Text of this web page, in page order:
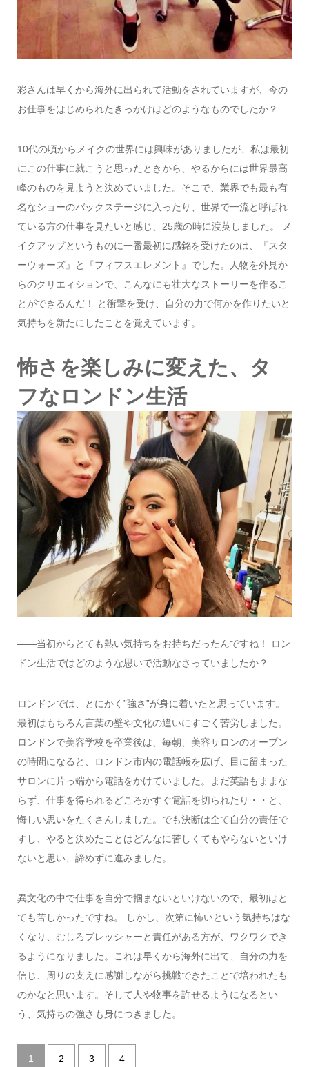
彩さんは早くから海外に出られて活動をされていますが、今の
お仕事をはじめられたきっかけはどのようなものでしたか？
10代の頃からメイクの世界には興味がありましたが、私は最初
にこの仕事に就こうと思ったときから、やるからには世界最高
峰のものを見ようと決めていました。そこで、業界でも最も有
名なショーのバックステージに入ったり、世界で一流と呼ばれ
ている方の仕事を見たいと感じ、25歳の時に渡英しました。 メ
イクアップというものに一番最初に感銘を受けたのは、『スタ
ーウォーズ』と『フィフスエレメント』でした。人物を外見か
らのクリエィションで、こんなにも壮大なストーリーを作るこ
とができるんだ！ と衝撃を受け、自分の力で何かを作りたいと
気持ちを新たにしたことを覚えています。
怖さを楽しみに変えた、タ
フなロンドン生活
――当初からとても熱い気持ちをお持ちだったんですね！ ロン
ドン生活ではどのような思いで活動なさっていましたか？
ロンドンでは、とにかく”強さ”が身に着いたと思っています。
最初はもちろん言葉の壁や文化の違いにすごく苦労しました。
ロンドンで美容学校を卒業後は、毎朝、美容サロンのオープン
の時間になると、ロンドン市内の電話帳を広げ、目に留まった
サロンに片っ端から電話をかけていました。まだ英語もままな
らず、仕事を得られるどころかすぐ電話を切られたり・・と、
悔しい思いをたくさんしました。でも決断は全て自分の責任で
すし、やると決めたことはどんなに苦しくてもやらないといけ
ないと思い、諦めずに進みました。
異文化の中で仕事を自分で掴まないといけないので、最初はと
ても苦しかったですね。 しかし、次第に怖いという気持ちはな
くなり、むしろプレッシャーと責任がある方が、ワクワクでき
るようになりました。これは早くから海外に出て、自分の力を
信じ、周りの支えに感謝しながら挑戦できたことで培われたも
のかなと思います。そして人や物事を許せるようになるとい
う、気持ちの強さも身につきました。
1 2 3 4